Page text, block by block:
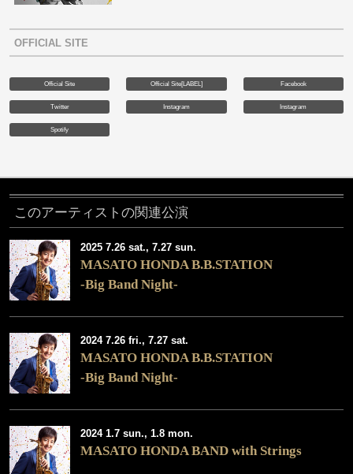
OFFICIAL SITE
Official Site Official Site[LABEL] Facebook
Twitter Instagram Instagram
Spotify
このアーティストの関連公演
2025 7.26 sat., 7.27 sun.
MASATO HONDA B.B.STATION
-Big Band Night-
2024 7.26 fri., 7.27 sat.
MASATO HONDA B.B.STATION
-Big Band Night-
2024 1.7 sun., 1.8 mon.
MASATO HONDA BAND with Strings